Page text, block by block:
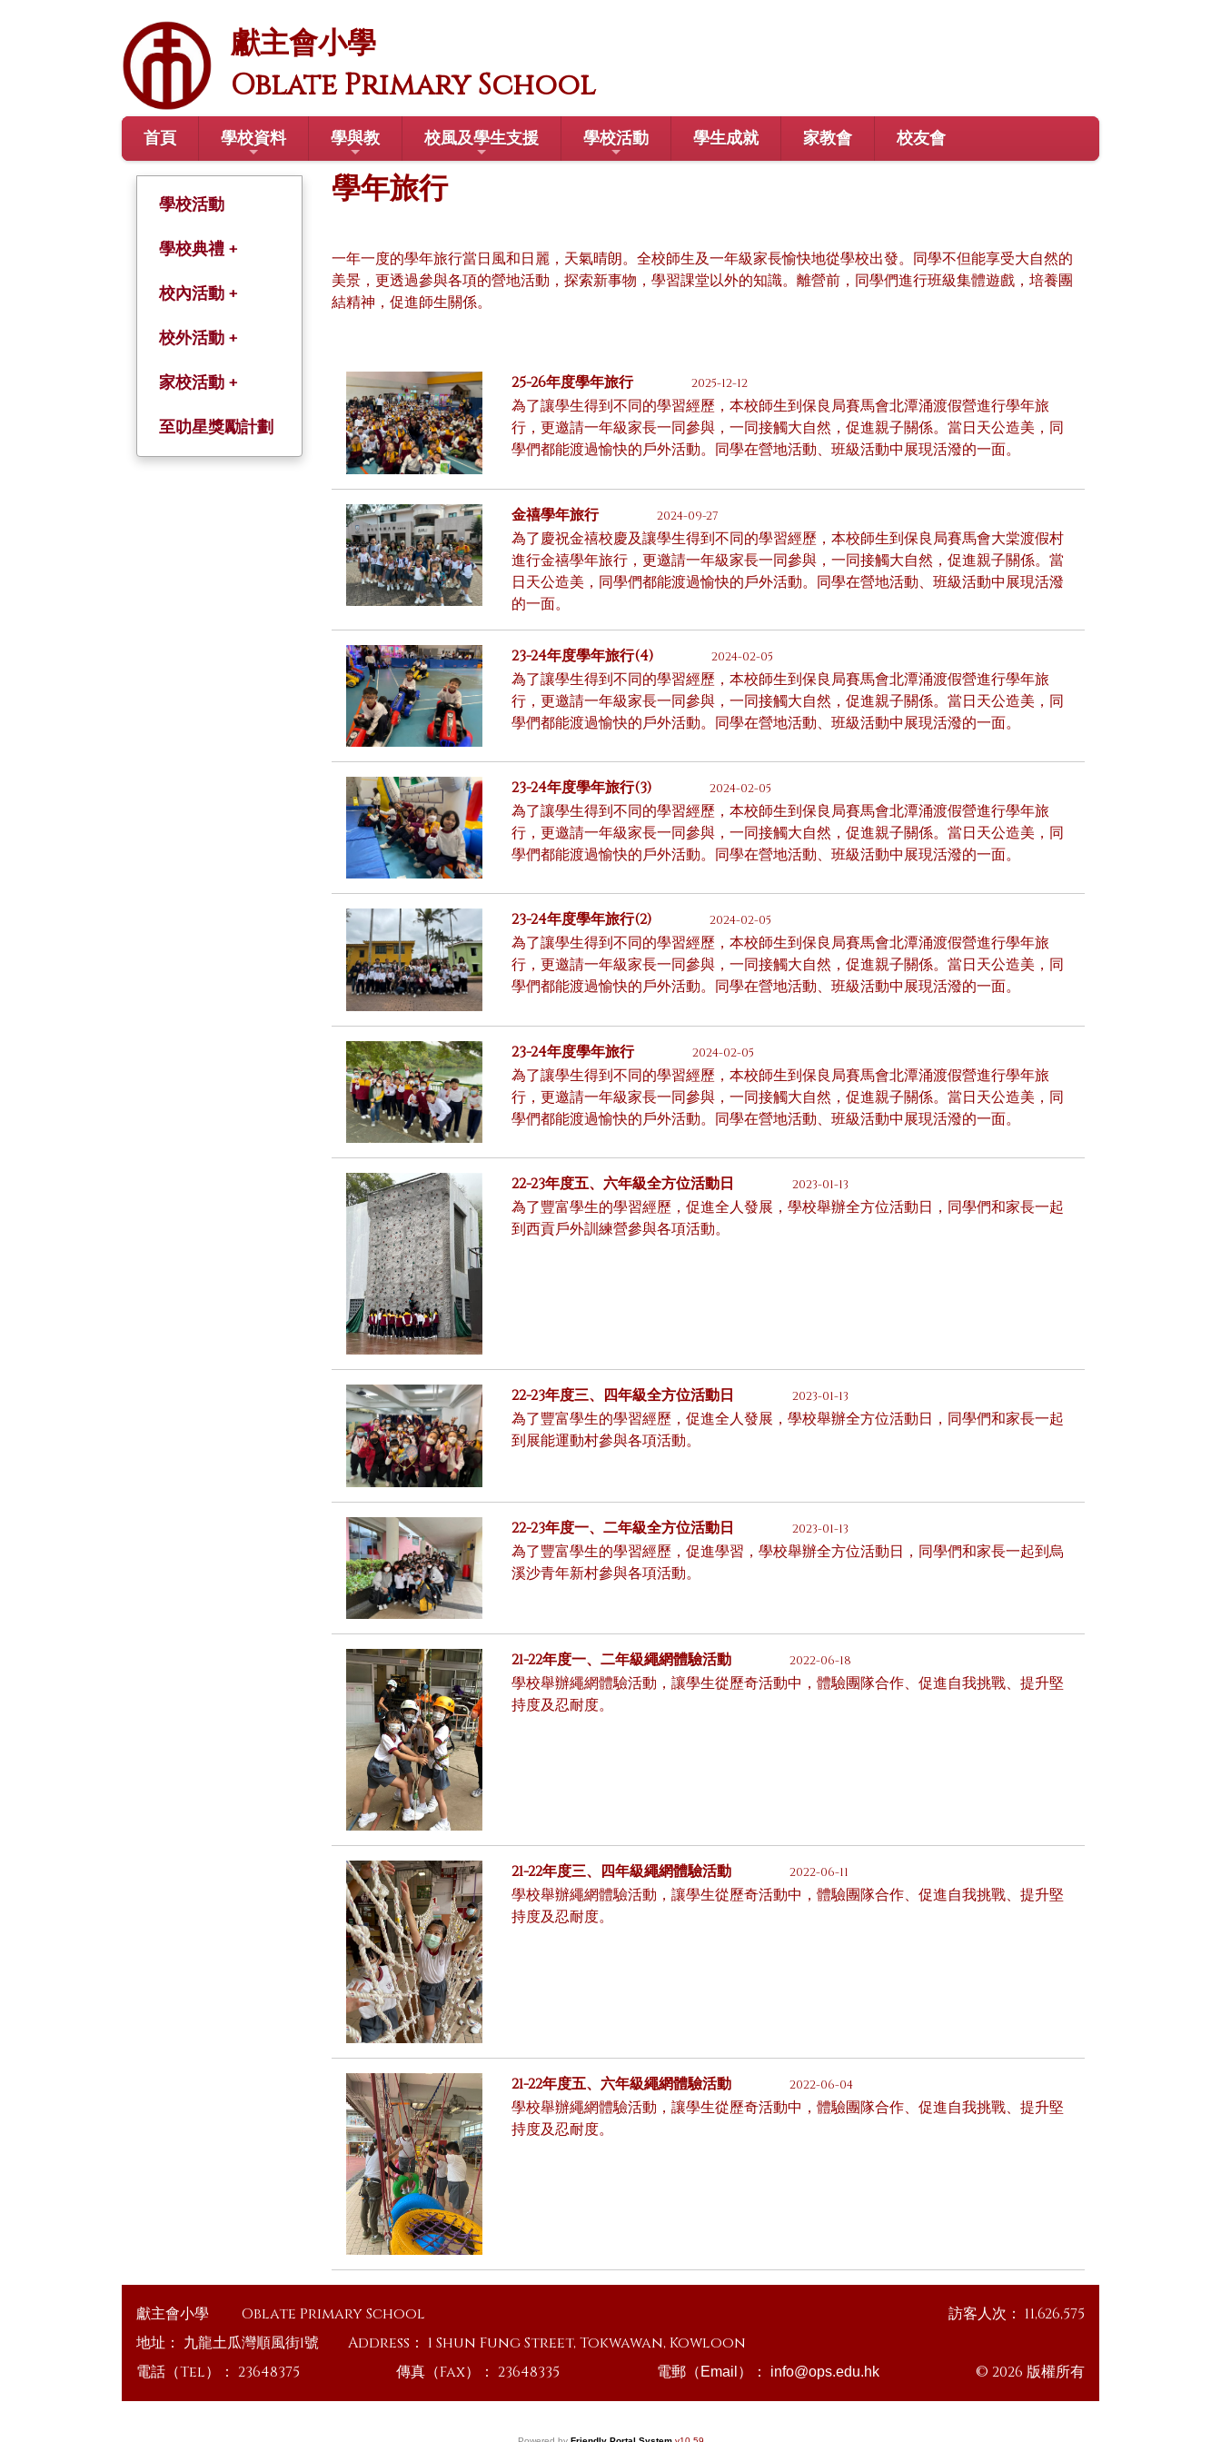
獻主會小學
Oblate Primary School
首頁 學校資料 學與教 校風及學生支援 學校活動 學生成就 家教會 校友會
學校活動
學校典禮 +
開學禮
結業禮
畢業禮
校慶活動
校內活動 +
綜合活動課
學術及體藝課程
服務大使
校外活動 +
學年旅行
全方位學習日
家校活動 +
小一至小五家長
至叻星獎勵計劃
學年旅行
一年一度的學年旅行當日風和日麗，天氣晴朗。全校師生及一年級家長愉快地從學校出發。同學不但能享受大自然的
美景，更透過參與各項的營地活動，探索新事物，學習課堂以外的知識。離營前，同學們進行班級集體遊戲，培養團
結精神，促進師生關係。
25-26年度學年旅行 2025-12-12
為了讓學生得到不同的學習經歷，本校師生到保良局賽馬會北潭涌渡假營進行學年旅
行，更邀請一年級家長一同參與，一同接觸大自然，促進親子關係。當日天公造美，同
學們都能渡過愉快的戶外活動。同學在營地活動、班級活動中展現活潑的一面。
金禧學年旅行 2024-09-27
為了慶祝金禧校慶及讓學生得到不同的學習經歷，本校師生到保良局賽馬會大棠渡假村
進行金禧學年旅行，更邀請一年級家長一同參與，一同接觸大自然，促進親子關係。當
日天公造美，同學們都能渡過愉快的戶外活動。同學在營地活動、班級活動中展現活潑
的一面。
23-24年度學年旅行(4) 2024-02-05
為了讓學生得到不同的學習經歷，本校師生到保良局賽馬會北潭涌渡假營進行學年旅
行，更邀請一年級家長一同參與，一同接觸大自然，促進親子關係。當日天公造美，同
學們都能渡過愉快的戶外活動。同學在營地活動、班級活動中展現活潑的一面。
23-24年度學年旅行(3) 2024-02-05
為了讓學生得到不同的學習經歷，本校師生到保良局賽馬會北潭涌渡假營進行學年旅
行，更邀請一年級家長一同參與，一同接觸大自然，促進親子關係。當日天公造美，同
學們都能渡過愉快的戶外活動。同學在營地活動、班級活動中展現活潑的一面。
23-24年度學年旅行(2) 2024-02-05
為了讓學生得到不同的學習經歷，本校師生到保良局賽馬會北潭涌渡假營進行學年旅
行，更邀請一年級家長一同參與，一同接觸大自然，促進親子關係。當日天公造美，同
學們都能渡過愉快的戶外活動。同學在營地活動、班級活動中展現活潑的一面。
23-24年度學年旅行 2024-02-05
為了讓學生得到不同的學習經歷，本校師生到保良局賽馬會北潭涌渡假營進行學年旅
行，更邀請一年級家長一同參與，一同接觸大自然，促進親子關係。當日天公造美，同
學們都能渡過愉快的戶外活動。同學在營地活動、班級活動中展現活潑的一面。
22-23年度五、六年級全方位活動日 2023-01-13
為了豐富學生的學習經歷，促進全人發展，學校舉辦全方位活動日，同學們和家長一起
到西貢戶外訓練營參與各項活動。
22-23年度三、四年級全方位活動日 2023-01-13
為了豐富學生的學習經歷，促進全人發展，學校舉辦全方位活動日，同學們和家長一起
到展能運動村參與各項活動。
22-23年度一、二年級全方位活動日 2023-01-13
為了豐富學生的學習經歷，促進學習，學校舉辦全方位活動日，同學們和家長一起到烏
溪沙青年新村參與各項活動。
21-22年度一、二年級繩網體驗活動 2022-06-18
學校舉辦繩網體驗活動，讓學生從歷奇活動中，體驗團隊合作、促進自我挑戰、提升堅
持度及忍耐度。
21-22年度三、四年級繩網體驗活動 2022-06-11
學校舉辦繩網體驗活動，讓學生從歷奇活動中，體驗團隊合作、促進自我挑戰、提升堅
持度及忍耐度。
21-22年度五、六年級繩網體驗活動 2022-06-04
學校舉辦繩網體驗活動，讓學生從歷奇活動中，體驗團隊合作、促進自我挑戰、提升堅
持度及忍耐度。
獻主會小學 Oblate Primary School 訪客人次： 11,626,575
地址： 九龍土瓜灣順風街1號 Address： 1 Shun Fung Street, Tokwawan, Kowloon
電話（Tel）： 23648375 傳真（Fax）： 23648335 電郵（Email）： info@ops.edu.hk © 2026 版權所有